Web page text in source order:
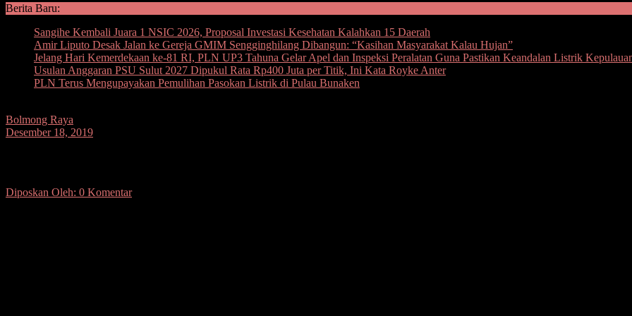
Berita Baru:
Sangihe Kembali Juara 1 NSIC 2026, Proposal Investasi Kesehatan Kalahkan 15 Daerah
Amir Liputo Desak Jalan ke Gereja GMIM Sengginghilang Dibangun: “Kasihan Masyarakat Kalau Hujan”
Jelang Hari Kemerdekaan ke-81 RI, PLN UP3 Tahuna Gelar Apel dan Inspeksi Peralatan Guna Pastikan Keandalan Listrik
Usulan Anggaran PSU Sulut 2027 Dipukul Rata Rp400 Juta per Titik, Ini Kata Royke Anter
PLN Terus Mengupayakan Pemulihan Pasokan Listrik di Pulau Bunaken
Bolmong Raya
Desember 18, 2019
Diposkan Oleh: 0 Komentar